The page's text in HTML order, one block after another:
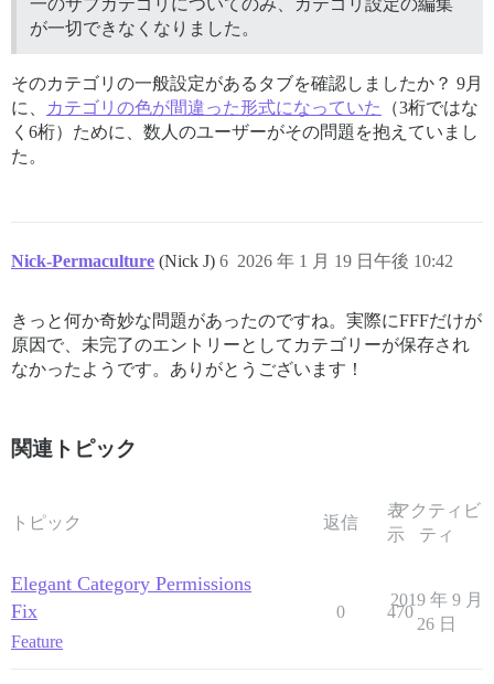
が一切できなくなりました。
そのカテゴリの一般設定があるタブを確認しましたか？ 9月
に、
カテゴリの色が間違った形式になっていた
（3桁ではな
く6桁）ために、数人のユーザーがその問題を抱えていまし
た。
Nick-Permaculture (Nick J) 2026 年 1 月 19 日午後 10:42
6
きっと何か奇妙な問題があったのですね。実際にFFFだけが
原因で、未完了のエントリーとしてカテゴリーが保存され
なかったようです。ありがとうございます！
関連トピック
トピック 返信
表
示
アクティビ
ティ
Elegant Category Permissions
Fix
Feature
0 470
2019 年 9 月
26 日